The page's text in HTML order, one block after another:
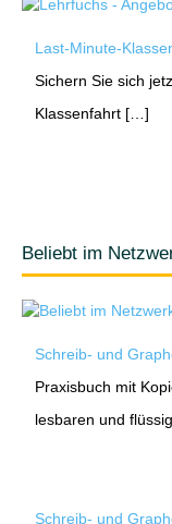
Last-Minute-
Sichern Sie sich
Klassenfahrt […]
Beliebt im
Schreib- und
Praxisbuch mit
lesbaren und
Schreib- und